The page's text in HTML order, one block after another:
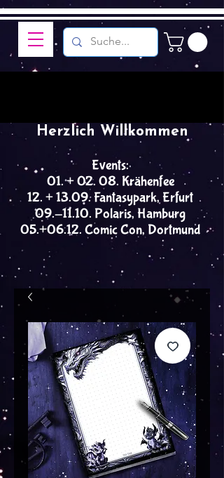
Events:
01. + 02. 08. Krähenfee
12. + 13.09. Fantasypark, Erfurt
09.-11.10. Polaris, Hamburg
05.+06.12. Comic Con, Dortmund
Herzlich Willkommen